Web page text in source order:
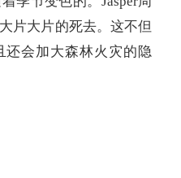
片大片的死去。这不但
还会加大森林火灾的隐